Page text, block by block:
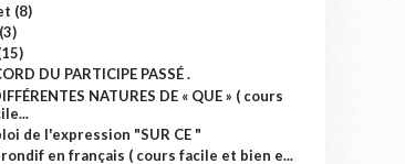
(8)
(3)
DU PARTICIPE PASSÉ .
NATURES DE « QUE » ( cours
de l'expression "SUR CE "
en français ( cours facile et bien e...